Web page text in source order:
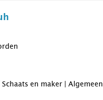
en maker | Algemeen